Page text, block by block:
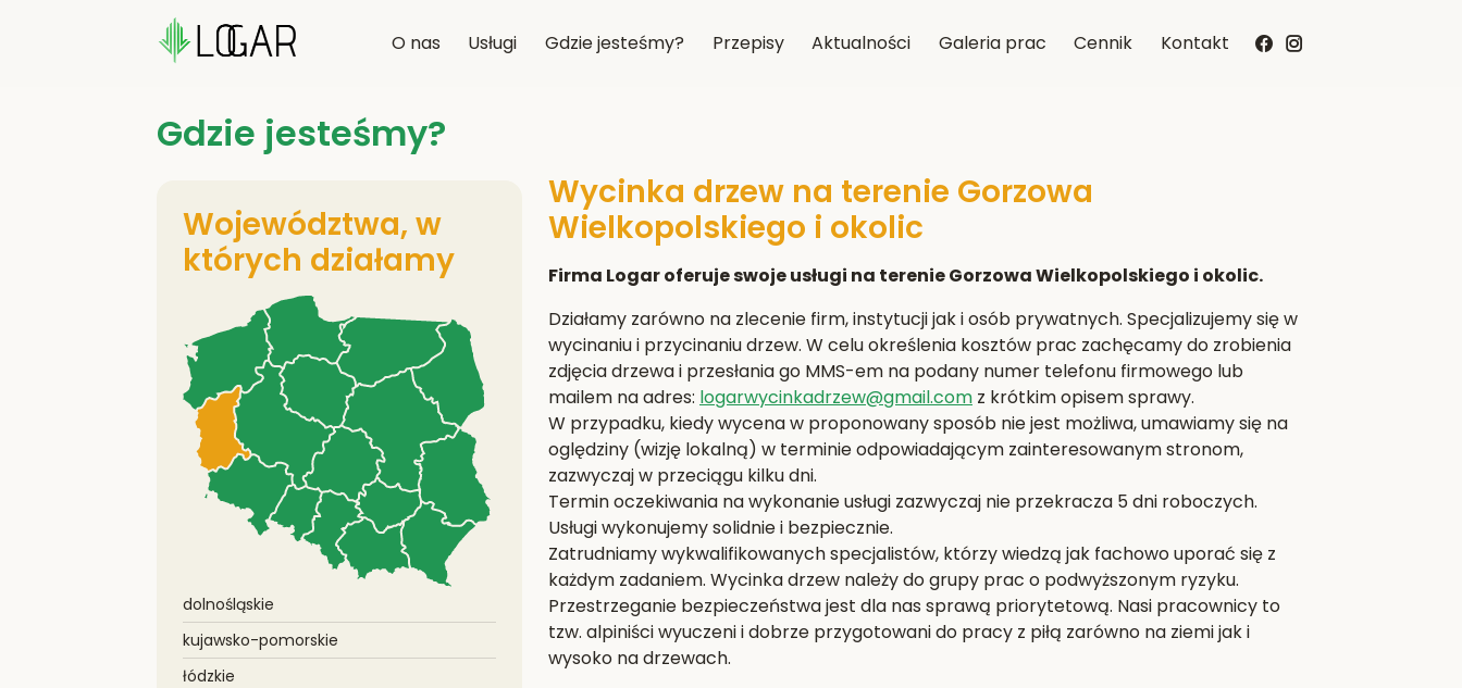
O nas Usługi Gdzie jesteśmy? Przepisy Aktualności Galeria prac Cennik Kontakt
Gdzie jesteśmy?
Województwa, w
których działamy
dolnośląskie
kujawsko-pomorskie
łódzkie
Wycinka drzew na terenie Gorzowa
Wielkopolskiego i okolic
Firma Logar oferuje swoje usługi na terenie Gorzowa Wielkopolskiego i okolic.
Działamy zarówno na zlecenie firm, instytucji jak i osób prywatnych. Specjalizujemy się w
wycinaniu i przycinaniu drzew. W celu określenia kosztów prac zachęcamy do zrobienia
zdjęcia drzewa i przesłania go MMS-em na podany numer telefonu firmowego lub
mailem na adres: logarwycinkadrzew@gmail.comz krótkim opisem sprawy.
W przypadku, kiedy wycena w proponowany sposób nie jest możliwa, umawiamy się na
oględziny (wizję lokalną) w terminie odpowiadającym zainteresowanym stronom,
zazwyczaj w przeciągu kilku dni.
Termin oczekiwania na wykonanie usługi zazwyczaj nie przekracza 5 dni roboczych.
Usługi wykonujemy solidnie i bezpiecznie.
Zatrudniamy wykwalifikowanych specjalistów, którzy wiedzą jak fachowo uporać się z
każdym zadaniem. Wycinka drzew należy do grupy prac o podwyższonym ryzyku.
Przestrzeganie bezpieczeństwa jest dla nas sprawą priorytetową. Nasi pracownicy to
tzw. alpiniści wyuczeni i dobrze przygotowani do pracy z piłą zarówno na ziemi jak i
wysoko na drzewach.